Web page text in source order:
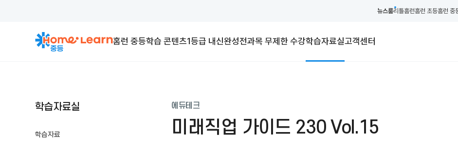
뉴스룸리틀홈런홈런 초등홈런 중
홈런 중등학습 콘텐츠1등급 내신완성전과목 무제한 수강학습자료실고객센터
학습자료실
학습자료
에듀테크
미래직업 가이드 230 Vol.15